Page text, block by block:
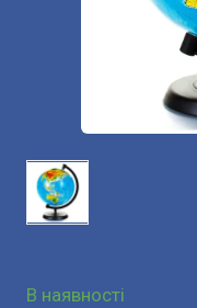
В наявності